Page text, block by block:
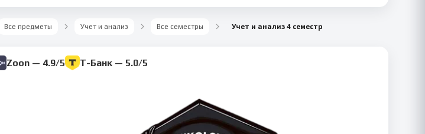
Все предметы Учет и анализ Все семестры Учет и анализ 4 семестр
Zoon — 4.9/5 Т-Банк — 5.0/5